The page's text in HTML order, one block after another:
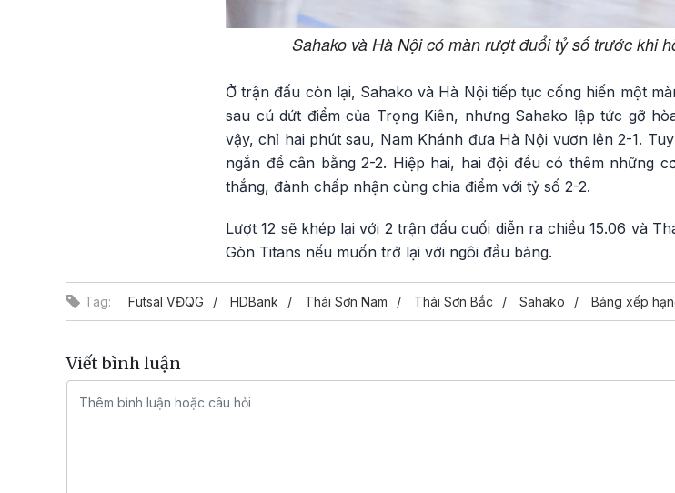
Sahako và Hà Nội có màn rượt đuổi tỷ số trước khi
Ở trận đấu còn lại, Sahako và Hà Nội tiếp tục cống hiến một
sau cú dứt điểm của Trọng Kiên, nhưng Sahako lập tức gỡ
vậy, chỉ hai phút sau, Nam Khánh đưa Hà Nội vươn lên 2-1.
ngắn để cân bằng 2-2. Hiệp hai, hai đội đều có thêm những
thắng, đành chấp nhận cùng chia điểm với tỷ số 2-2.
Lượt 12 sẽ khép lại với 2 trận đấu cuối diễn ra chiều 15.06 và
Gòn Titans nếu muốn trở lại với ngôi đầu bảng.
Tag: Futsal VĐQG HDBank Thái Sơn Nam Thái Sơn Bắc Sahako Bảng xếp
Viết bình luận